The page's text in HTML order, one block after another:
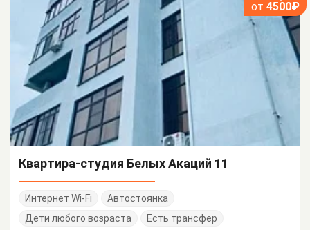
от 4500₽
Квартира-студия Белых Акаций 11
Интернет Wi-Fi
Автостоянка
Дети любого возраста
Есть трансфер